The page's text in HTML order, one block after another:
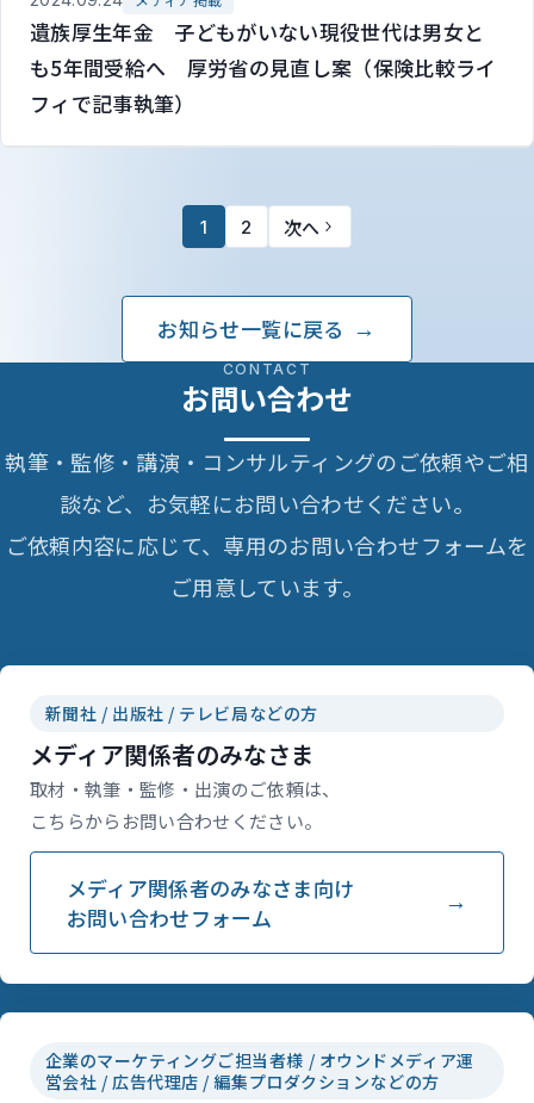
遺族厚生年金 子どもがいない現役世代は男女と
も5年間受給へ 厚労省の見直し案（保険比較ライ
フィで記事執筆）
1 2 次へ
お知らせ一覧に戻る
CONTACT
お問い合わせ
執筆・監修・講演・コンサルティングのご依頼やご相
談など、お気軽にお問い合わせください。
ご依頼内容に応じて、専用のお問い合わせフォームを
ご用意しています。
新聞社 / 出版社 / テレビ局などの方
メディア関係者のみなさま
取材・執筆・監修・出演のご依頼は、
こちらからお問い合わせください。
メディア関係者のみなさま向け
お問い合わせフォーム
企業のマーケティングご担当者様 / オウンドメディア運
営会社 / 広告代理店 / 編集プロダクションなどの方